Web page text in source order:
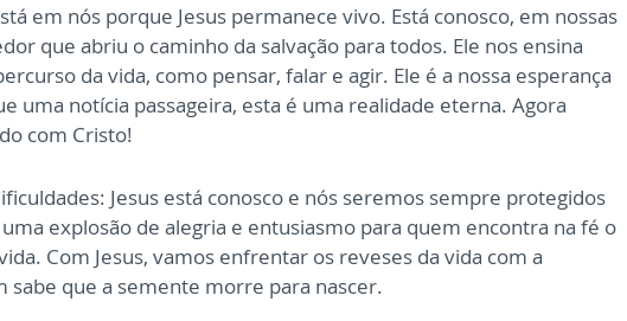
em nós porque Jesus permanece vivo. Está conosco, em nossas
que abriu o caminho da salvação para todos. Ele nos ensina
da vida, como pensar, falar e agir. Ele é a nossa esperança
uma notícia passageira, esta é uma realidade eterna. Agora
com Cristo!
Jesus está conosco e nós seremos sempre protegidos
uma explosão de alegria e entusiasmo para quem encontra na fé o
Com Jesus, vamos enfrentar os reveses da vida com a
sabe que a semente morre para nascer.